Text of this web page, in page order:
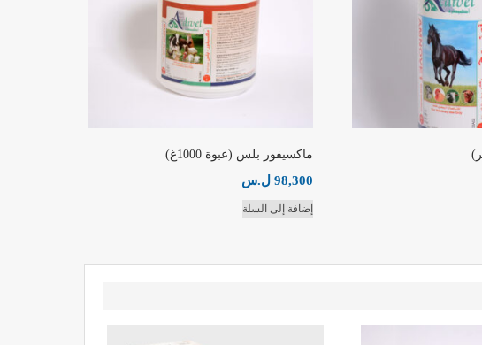
ماكسيفور بلس (عبوة 1000غ)
98,300 ل.س
إضافة إلى السلة